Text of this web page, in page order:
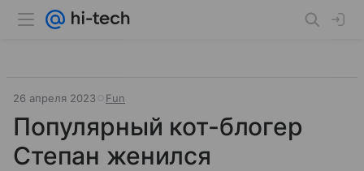
26 апреля 2023 Fun
Популярный кот-блогер
Степан женился